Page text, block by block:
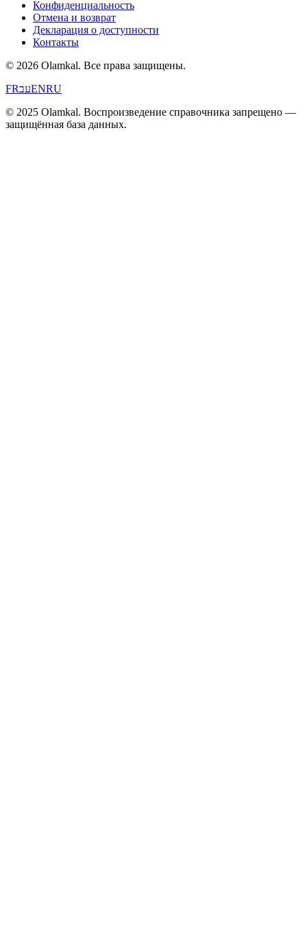
Конфиденциальность
Отмена и возврат
Декларация о доступности
Контакты
© 2026 Olamkal. Все права защищены.
FRעבENRU
© 2025 Olamkal. Воспроизведение справочника запрещено —
защищённая база данных.